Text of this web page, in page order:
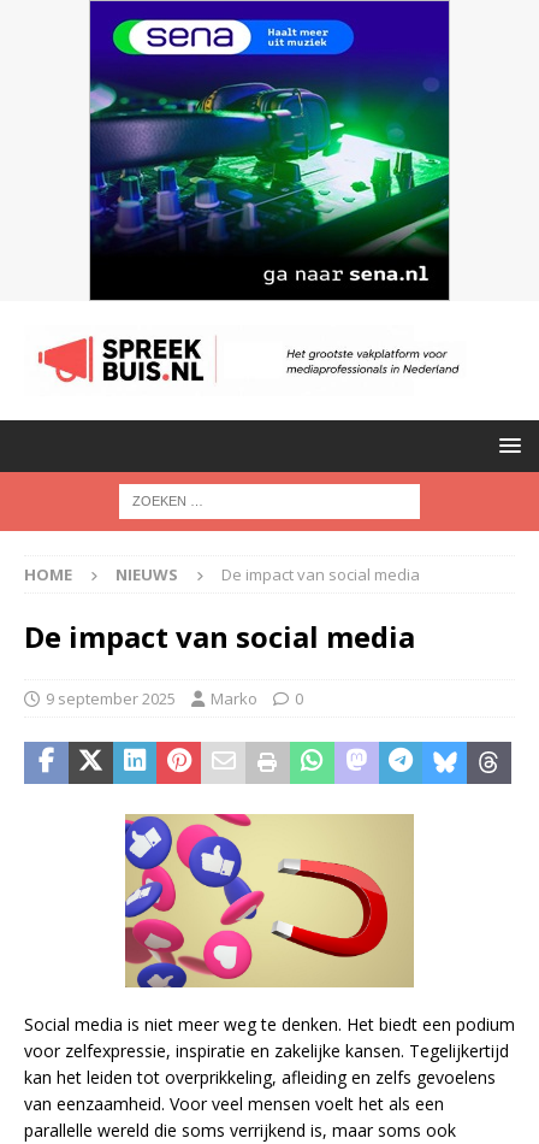
HOME NIEUWS De impact van social media
De impact van social media
9 september 2025 Marko 0
Social media is niet meer weg te denken. Het biedt een podium
voor zelfexpressie, inspiratie en zakelijke kansen. Tegelijkertijd
kan het leiden tot overprikkeling, afleiding en zelfs gevoelens
van eenzaamheid. Voor veel mensen voelt het als een
parallelle wereld die soms verrijkend is, maar soms ook